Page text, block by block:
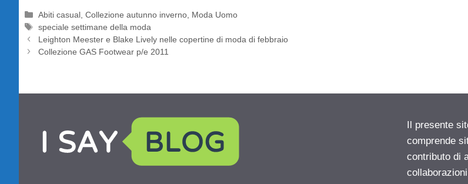
Categorie
Abiti casual ,Collezione autunno inverno Moda Uomo
Tag
speciale settimane della moda
Leighton Meester e Blake Lively nelle copertine di moda di febbraio
Collezione GAS Footwear p/e 2011
Il presente
comprende
contributo di